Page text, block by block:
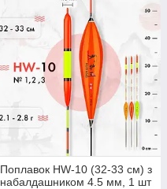
Поплавок HW-10 (32-33 см) з
набалдашником 4.5 мм, 1 шт